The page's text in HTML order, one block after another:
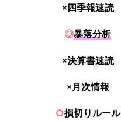
×四季報速読
◎暴落分析
×決算書速読
×月次情報
○損切りルール